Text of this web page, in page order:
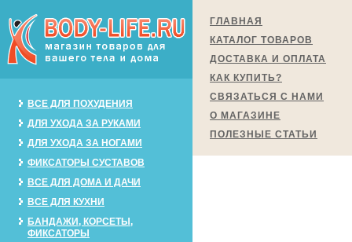
ВСЕ ДЛЯ ПОХУДЕНИЯ
ДЛЯ УХОДА ЗА РУКАМИ
ДЛЯ УХОДА ЗА НОГАМИ
ФИКСАТОРЫ СУСТАВОВ
ВСЕ ДЛЯ ДОМА И ДАЧИ
ВСЕ ДЛЯ КУХНИ
БАНДАЖИ, КОРСЕТЫ,
ФИКСАТОРЫ
ГЛАВНАЯ
КАТАЛОГ ТОВАРОВ
ДОСТАВКА И ОПЛАТА
КАК КУПИТЬ?
СВЯЗАТЬСЯ С НАМИ
О МАГАЗИНЕ
ПОЛЕЗНЫЕ СТАТЬИ